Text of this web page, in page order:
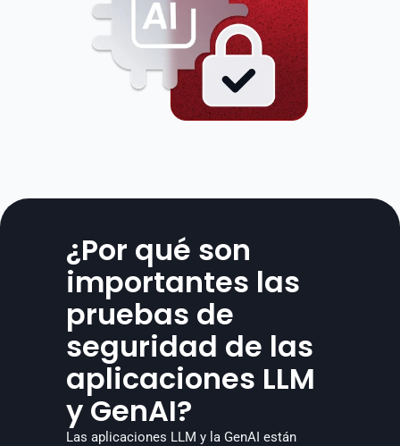
¿Por qué son
importantes las
pruebas de
seguridad de las
aplicaciones LLM
y GenAI?
Las aplicaciones LLM y la GenAI están